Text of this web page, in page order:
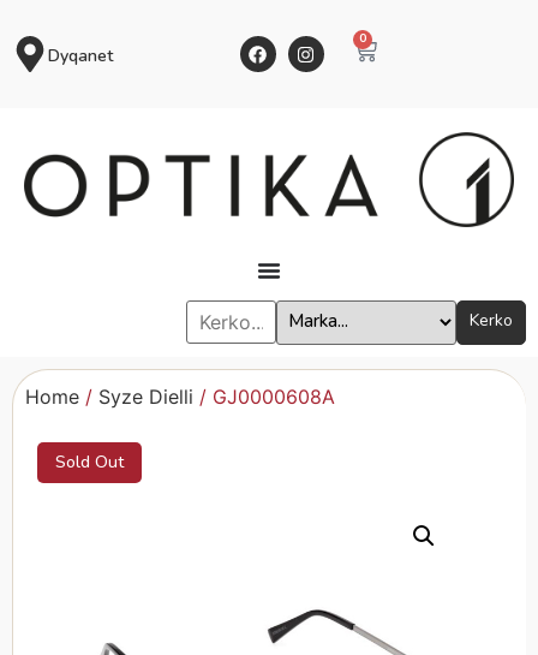
Dyqanet
0
Kerko
Home / Syze Dielli / GJ0000608A
Sold Out